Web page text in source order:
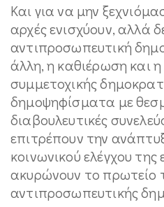
Και για να μην
αρχές ενισχύουν, αλλά
αντιπροσωπευτική
άλλη, η καθιέρωση και
συμμετοχικής
δημοψηφίσματα με
διαβουλευτικές
επιτρέπουν την
κοινωνικού ελέγχου της
ακυρώνουν το πρωτείο
αντιπροσωπευτικής